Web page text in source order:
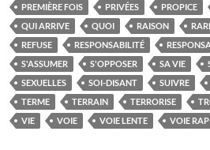
PREMIÈRE FOIS
PRIVÉES PROPICE
QUI ARRIVE
QUOI RAISON
REFUSE
RESPONSABILITÉ
S'ASSUMER
S'OPPOSER SA VIE
SEXUELLES
SOI-DISANT SUIVRE
TERME
TERRAIN TERRORISE
VIE
VOIE VOIE LENTE VOIE